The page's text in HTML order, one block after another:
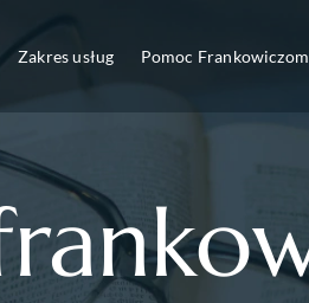
Zakres usług Pomoc Frankowiczom